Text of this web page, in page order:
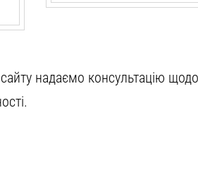
надаємо консультацію щодо